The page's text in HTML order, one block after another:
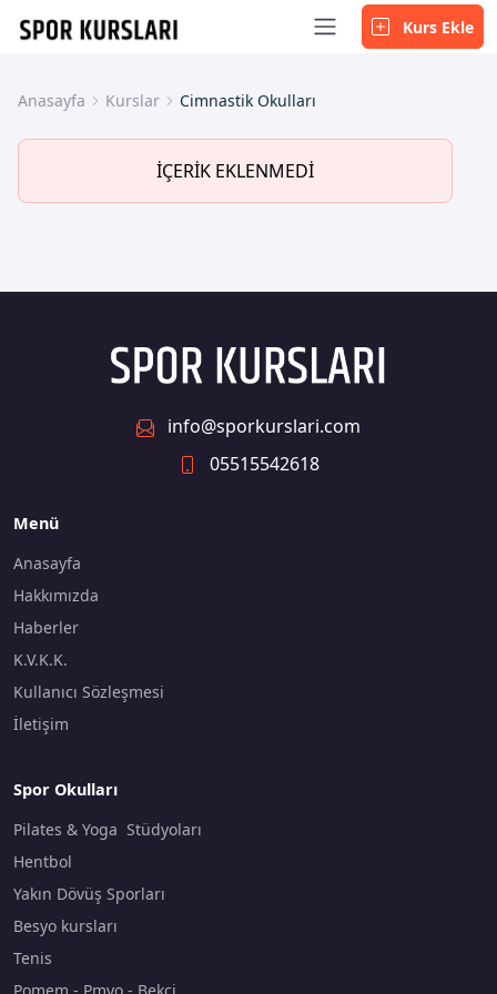
Kurs Ekle
Anasayfa Kurslar Cimnastik Okulları
İÇERİK EKLENMEDİ
info@sporkurslari.com
05515542618
Menü
Anasayfa
Hakkımızda
Haberler
K.V.K.K.
Kullanıcı Sözleşmesi
İletişim
Spor Okulları
Pilates & Yoga Stüdyoları
Hentbol
Yakın Dövüş Sporları
Besyo kursları
Tenis